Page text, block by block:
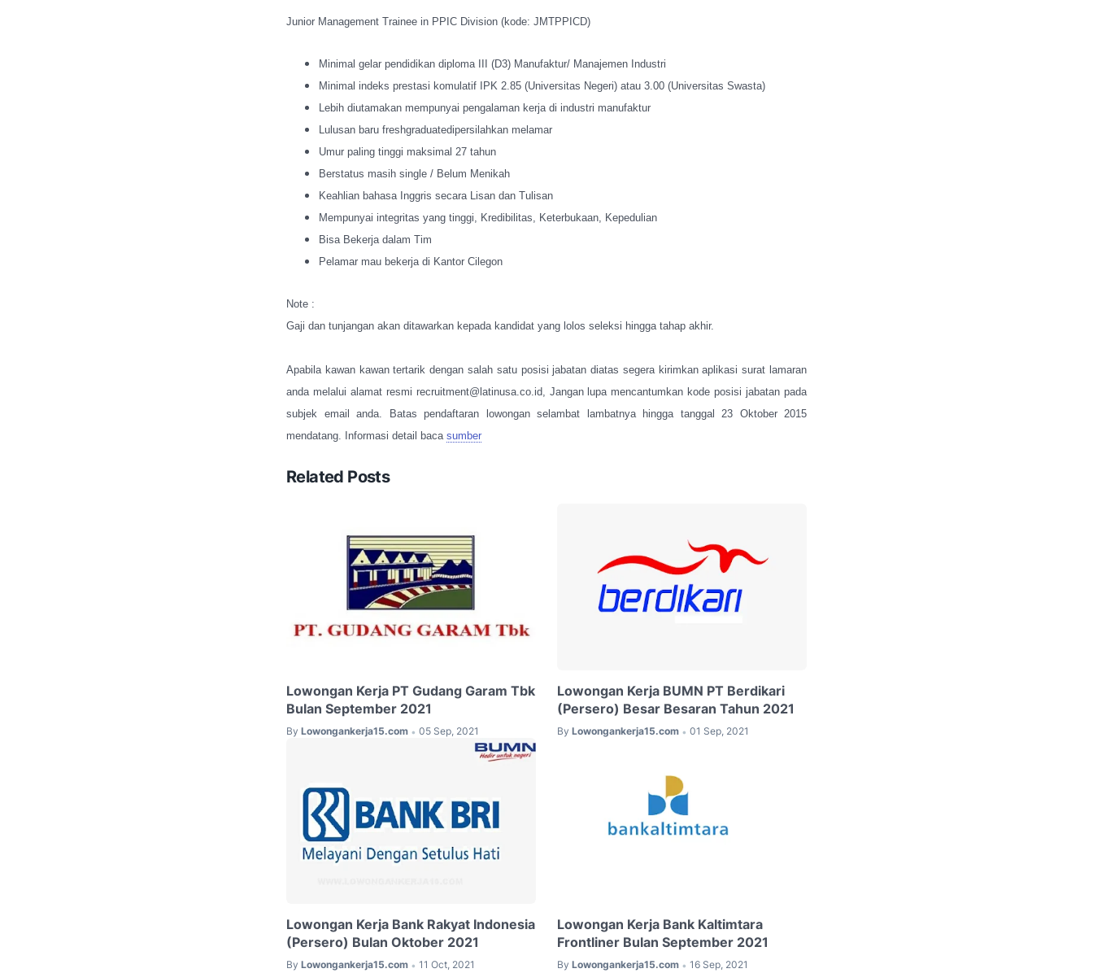
Junior Management Trainee in PPIC Division (kode: JMTPPICD)
Minimal gelar pendidikan diploma III (D3) Manufaktur/ Manajemen Industri
Minimal indeks prestasi komulatif IPK 2.85 (Universitas Negeri) atau 3.00 (Universitas Swasta)
Lebih diutamakan mempunyai pengalaman kerja di industri manufaktur
Lulusan baru freshgraduatedipersilahkan melamar
Umur paling tinggi maksimal 27 tahun
Berstatus masih single / Belum Menikah
Keahlian bahasa Inggris secara Lisan dan Tulisan
Mempunyai integritas yang tinggi, Kredibilitas, Keterbukaan, Kepedulian
Bisa Bekerja dalam Tim
Pelamar mau bekerja di Kantor Cilegon
Note :
Gaji dan tunjangan akan ditawarkan kepada kandidat yang lolos seleksi hingga tahap akhir.
Apabila kawan kawan tertarik dengan salah satu posisi jabatan diatas segera kirimkan aplikasi surat lamaran
anda melalui alamat resmi recruitment@latinusa.co.id, Jangan lupa mencantumkan kode posisi jabatan pada
subjek email anda. Batas pendaftaran lowongan selambat lambatnya hingga tanggal 23 Oktober 2015
mendatang. Informasi detail baca sumber
Related Posts
Lowongan Kerja PT Gudang Garam Tbk
Bulan September 2021
By Lowongankerja15.com • 05 Sep, 2021
Lowongan Kerja BUMN PT Berdikari
(Persero) Besar Besaran Tahun 2021
By Lowongankerja15.com • 01 Sep, 2021
Lowongan Kerja Bank Rakyat Indonesia
(Persero) Bulan Oktober 2021
By Lowongankerja15.com • 11 Oct, 2021
Lowongan Kerja Bank Kaltimtara
Frontliner Bulan September 2021
By Lowongankerja15.com • 16 Sep, 2021